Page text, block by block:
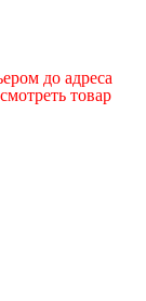
до адреса
товар